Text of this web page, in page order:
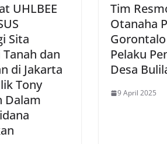
UHLBEE
Sita
Tanah dan
di Jakarta
Tony
Dalam
Tim
Otanaha
Pelaku
Desa
9 April 2025